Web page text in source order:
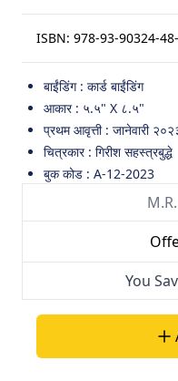
ISBN: 978-93-90324-
बाईंडिंग : कार्ड बाईंडिंग
आकार : ५.५" X ८.५"
प्रथम आवृत्ती : जानेवारी
चित्रकार : गिरीश सहस्त्रबुद्धे
बुक कोड : A-12-2023
You